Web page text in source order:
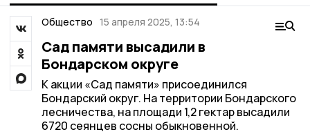
Общество 15 апреля 2025, 13:54
Сад памяти высадили в
Бондарском округе
К акции «Сад памяти» присоединился
Бондарский округ. На территории Бондарского
лесничества, на площади 1,2 гектар высадили
6720 сеянцев сосны обыкновенной.